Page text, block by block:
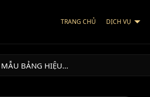
TRANG CHỦ DỊCH VỤ
MẪU BẢNG HIỆU…